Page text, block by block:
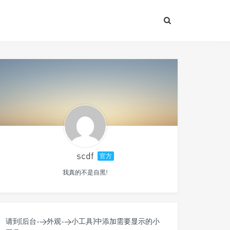
scdf 官方
我真的不是自黑!
请到[后台->外观->小工具]中添加需要显示的小